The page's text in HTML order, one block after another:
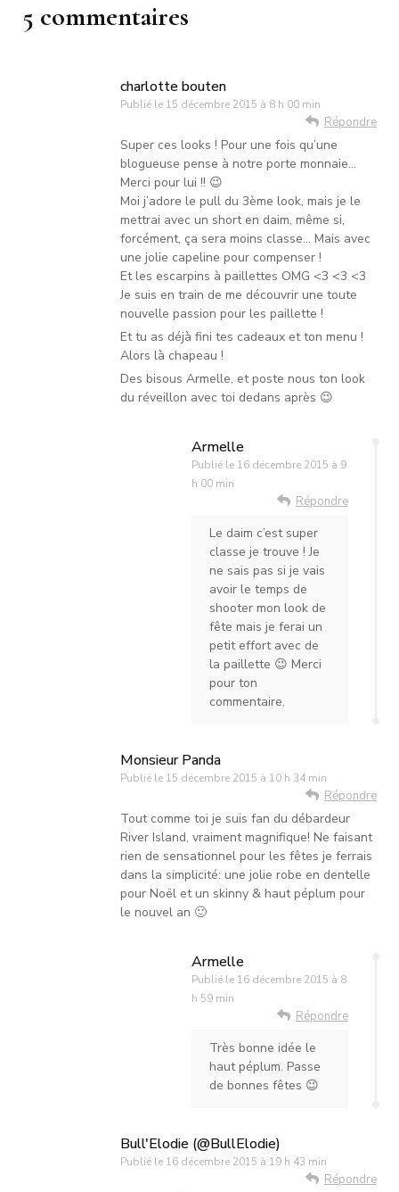
5 commentaires
charlotte bouten
Publié le 15 décembre 2015 à 8 h 00 min
Répondre
Super ces looks ! Pour une fois qu’une
blogueuse pense à notre porte monnaie…
Merci pour lui !! 😉
Moi j’adore le pull du 3ème look, mais je le
mettrai avec un short en daim, même si,
forcément, ça sera moins classe… Mais avec
une jolie capeline pour compenser !
Et les escarpins à paillettes OMG <3 <3 <3
Je suis en train de me découvrir une toute
nouvelle passion pour les paillette !
Et tu as déjà fini tes cadeaux et ton menu !
Alors là chapeau !
Des bisous Armelle, et poste nous ton look
du réveillon avec toi dedans après 😉
Armelle
Publié le 16 décembre 2015 à 9
h 00 min
Répondre
Le daim c’est super
classe je trouve ! Je
ne sais pas si je vais
avoir le temps de
shooter mon look de
fête mais je ferai un
petit effort avec de
la paillette 😉 Merci
pour ton
commentaire.
Monsieur Panda
Publié le 15 décembre 2015 à 10 h 34 min
Répondre
Tout comme toi je suis fan du débardeur
River Island, vraiment magnifique! Ne faisant
rien de sensationnel pour les fêtes je ferrais
dans la simplicité: une jolie robe en dentelle
pour Noël et un skinny & haut péplum pour
le nouvel an 🙂
Armelle
Publié le 16 décembre 2015 à 8
h 59 min
Répondre
Très bonne idée le
haut péplum. Passe
de bonnes fêtes 😉
Bull'Elodie (@BullElodie)
Publié le 16 décembre 2015 à 19 h 43 min
Répondre